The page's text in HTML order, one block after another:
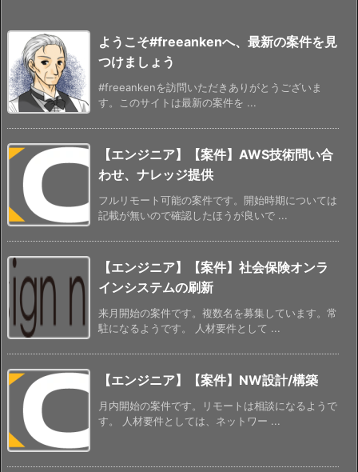
ようこそ#freeankenへ、最新の案件を見
つけましょう
#freeankenを訪問いただきありがとうございま
す。このサイトは最新の案件を ...
【エンジニア】【案件】AWS技術問い合
わせ、ナレッジ提供
フルリモート可能の案件です。開始時期については
記載が無いので確認したほうが良いで ...
【エンジニア】【案件】社会保険オンラ
インシステムの刷新
来月開始の案件です。複数名を募集しています。常
駐になるようです。 人材要件として ...
【エンジニア】【案件】NW設計/構築
月内開始の案件です。リモートは相談になるようで
す。 人材要件としては、ネットワー ...